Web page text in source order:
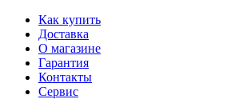
Как купить
Доставка
О магазине
Гарантия
Контакты
Сервис